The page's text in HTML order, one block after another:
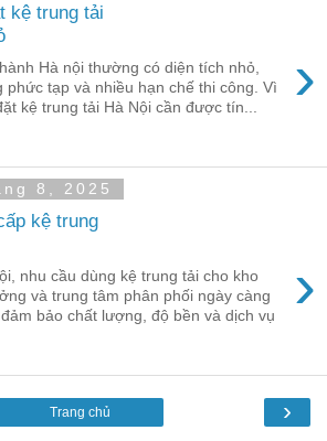
kệ trung tải
›
Hà nội thường có diện tích nhỏ,
phức tạp và nhiều hạn chế thi công. Vì
kệ trung tải Hà Nội cần được tín...
8, 2025
kệ trung
›
nhu cầu dùng kệ trung tải cho kho
và trung tâm phân phối ngày càng
bảo chất lượng, độ bền và dịch vụ
›
Trang chủ